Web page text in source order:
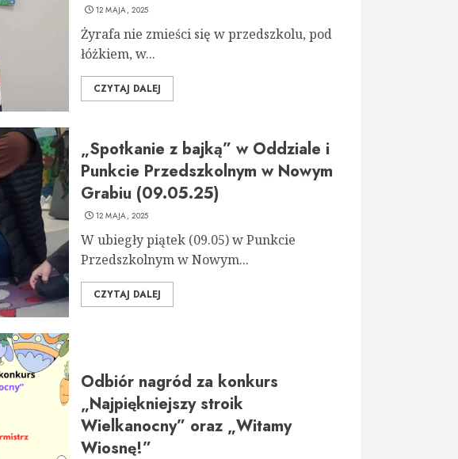
12 MAJA, 2025
Żyrafa nie zmieści się w przedszkolu, pod
łóżkiem, w...
CZYTAJ DALEJ
„Spotkanie z bajką” w Oddziale i
Punkcie Przedszkolnym w Nowym
Grabiu (09.05.25)
12 MAJA, 2025
W ubiegły piątek (09.05) w Punkcie
Przedszkolnym w Nowym...
CZYTAJ DALEJ
Odbiór nagród za konkurs
„Najpiękniejszy stroik
Wielkanocny” oraz „Witamy
Wiosnę!”